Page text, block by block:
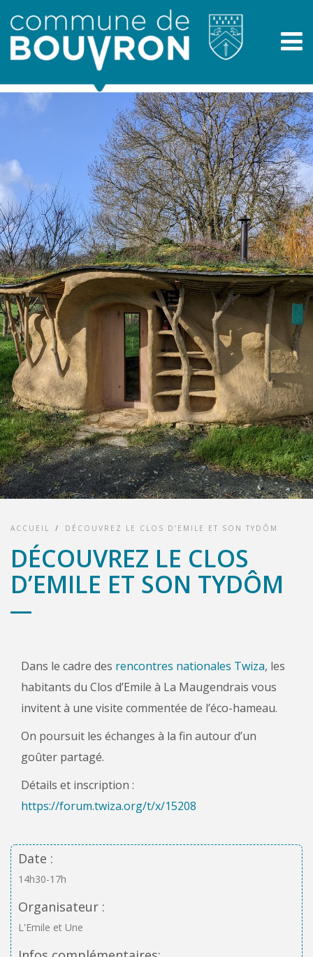
ACCUEIL / DÉCOUVREZ LE CLOS D’EMILE ET SON TYDÔM
DÉCOUVREZ LE CLOS
D’EMILE ET SON TYDÔM
Dans le cadre des rencontres nationales Twiza, les
habitants du Clos d’Emile à La Maugendrais vous
invitent à une visite commentée de l’éco-hameau.
On poursuit les échanges à la fin autour d’un
goûter partagé.
Détails et inscription :
https://forum.twiza.org/t/x/15208
Date :
14h30-17h
Organisateur :
L'Emile et Une